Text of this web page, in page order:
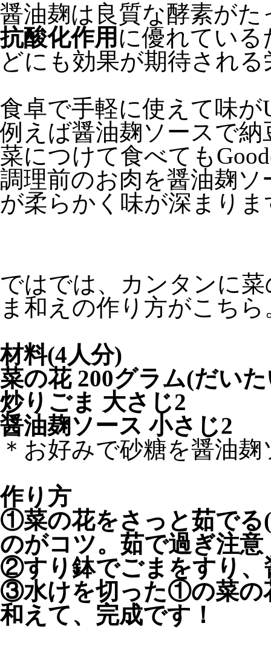
醤油麹は良質な酵素がた
抗酸化作用 に優れている
どにも効果が期待され
食卓で手軽に使えて味
例えば醤油麹ソースで
菜につけて食べても
調理前のお肉を醤油麹
が柔らかく味が深まりま
ではでは、カンタンに
ま和えの作り方がこちら
材料(4人分)
菜の花 200グラム(だい
炒りごま 大さじ2
醤油麹ソース 小さじ2
＊お好みで砂糖を醤油
作り方
①菜の花をさっと茹でる
のがコツ。茹で過ぎ注意
②すり鉢でごまをすり、
③水けを切った①の菜の
和えて、完成です！